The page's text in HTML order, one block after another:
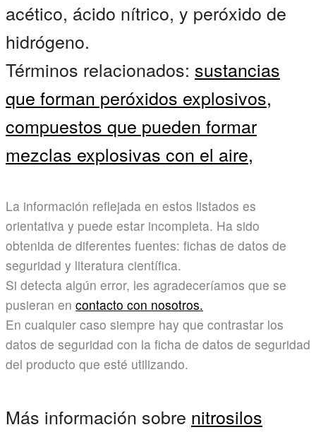
acético, ácido nítrico, y peróxido de
hidrógeno.
Términos relacionados: sustancias
que forman peróxidos explosivos,
compuestos que pueden formar
mezclas explosivas con el aire,
La información reflejada en estos listados es
orientativa y puede estar incompleta. Ha sido
obtenida de diferentes fuentes: fichas de datos de
seguridad y literatura científica.
Si detecta algún error, les agradeceríamos que se
pusieran en contacto con nosotros.
En cualquier caso siempre hay que contrastar los
datos de seguridad con la ficha de datos de seguridad
del producto que esté utilizando.
Más información sobre nitrosilos